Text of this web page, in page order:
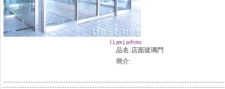
品名:店面玻璃門
簡介: